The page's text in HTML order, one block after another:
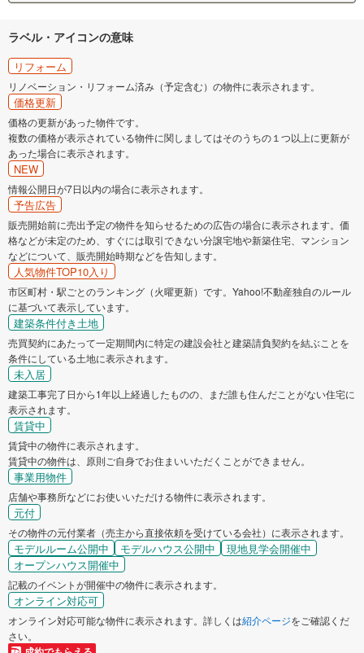
ラベル・アイコンの意味
リフォーム
リノベーション・リフォーム済み（予定含む）の物件に表示されます。
価格更新
価格の更新があった物件です。
複数の価格が表示されている物件に関しましてはそのうちの１つ以上に更新が
あった場合に表示されます。
NEW
情報公開日が7日以内の場合に表示されます。
予告広告
販売開始前に売出予定の物件を知らせるための広告の場合に表示されます。価
格などが未定のため、すぐには取引できない分譲宅地や新築住宅、マンション
などについて、販売開始時期などを告知します。
人気物件TOP10入り
市区町村・駅ごとのランキング（火曜更新）です。Yahoo!不動産独自のルール
に基づいて表示しています。
建築条件付き土地
売買契約にあたって一定期間内に特定の建設会社と建築請負契約を結ぶことを
条件にしている土地に表示されます。
未入居
建築工事完了日から1年以上経過したものの、まだ誰も住んだことがない住宅に
表示されます。
賃貸中
賃貸中の物件に表示されます。
賃貸中の物件は、原則ご自身でお住まいいただくことができません。
事業用物件
店舗や事務所などにお使いいただける物件に表示されます。
元付
その物件の元付業者（売主から直接依頼を受けている会社）に表示されます。
モデルルーム公開中 モデルハウス公開中
現地見学会開催中
オープンハウス開催中
記載のイベントが開催中の物件に表示されます。
オンライン対応可
オンライン対応可能な物件に表示されます。詳しくは紹介ページをご確認くだ
さい。